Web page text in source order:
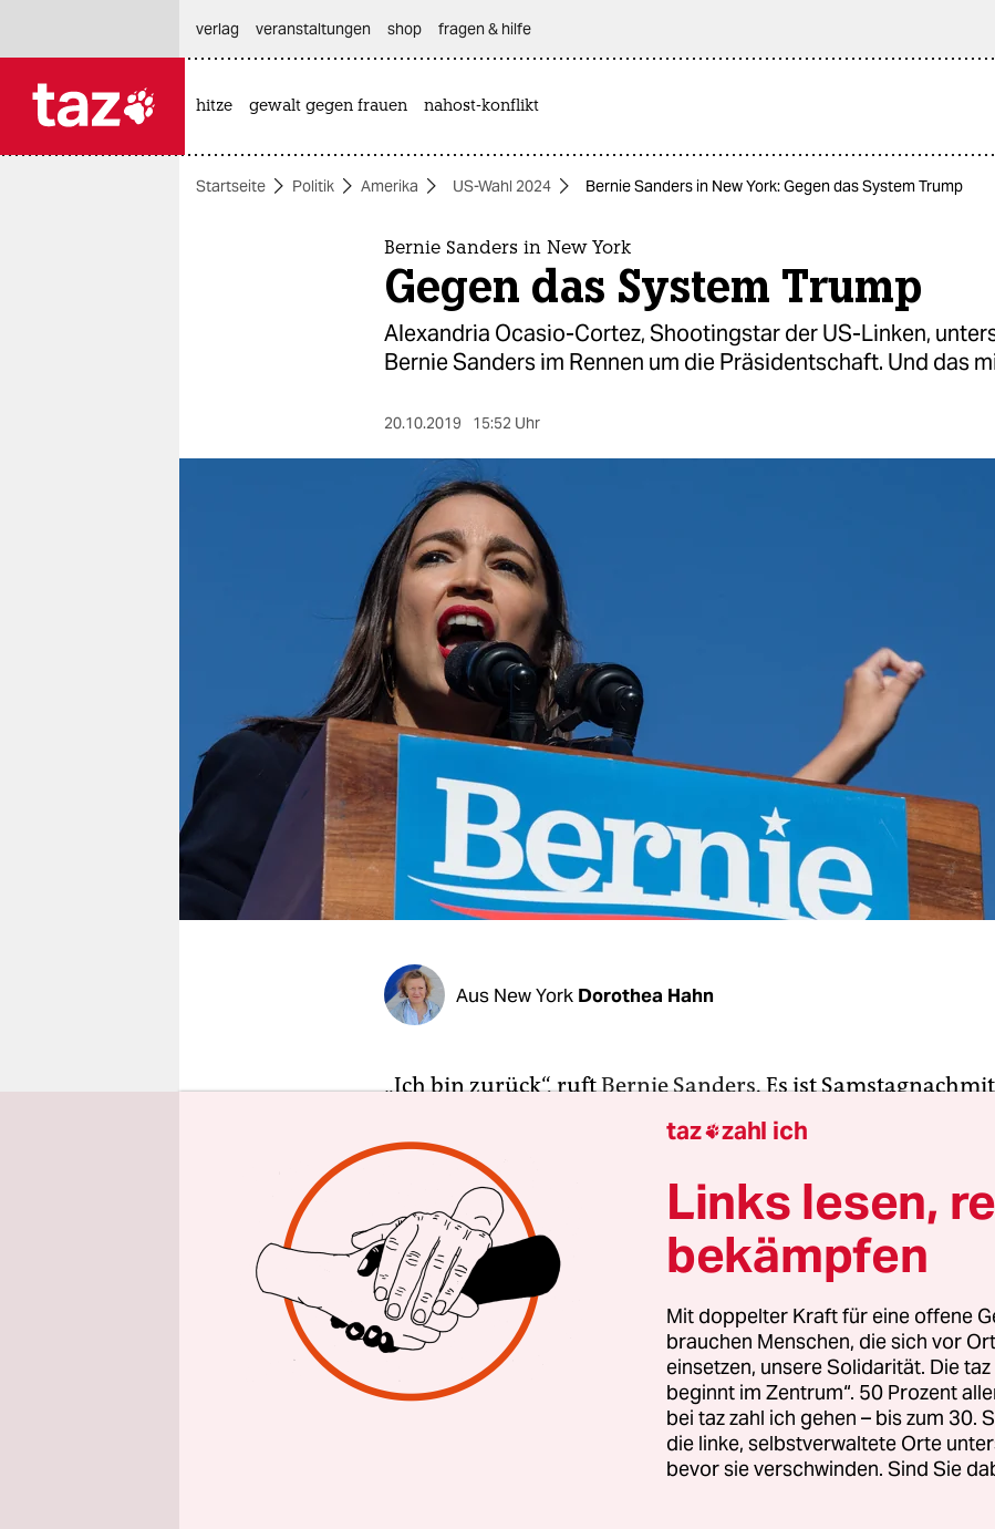
themen
veranstaltungen
shop
fragen & hilfe
unterstützen
verlag
veranstaltungen shop fragen & hilfe
hitze gewalt gegen frauen nahost-konflikt
Startseite Politik Amerika US-Wahl 2024 Bernie Sanders in New York: Gegen das System Trump
Bernie Sanders in New York
Gegen das System Trump
Alexandria Ocasio-Cortez, Shootingstar der US-Linken,
Bernie Sanders im Rennen um die Präsidentschaft. Und das
20.10.2019 15:52 Uhr
Aus New York Dorothea Hahn
„Ich bin zurück“, ruftBernie Sanders. Es ist
York. Sanders steht unter strahlend blauem Himmel auf
Podium im Queensbridge Park am Rand des East River.
Ocasio-Cortez, ein Shootingstar der US-amerikanischen
andere prominente linke Frauen, erklären ihm an diesem
Unterstützung für seine Kandidatur.
Und rund 25.000 Menschen bejubeln ihn bereits als
Präsidenten der USA. Es ist eine Menge, die
höher schlagen lässt: sozial, ethnisch und kulturell
einem Altersdurchschnitt von vielleicht 35 Jahren), gut
politisch hoch motiviert. Immer wieder gehen Fäuste zu
taz zahl ich
Links lesen,
bekämpfen
Mit doppelter Kraft für eine offene
brauchen Menschen, die sich vor
einsetzen, unsere Solidarität. Die
beginnt im Zentrum“. 50 Prozent
bei taz zahl ich gehen – bis zum 30.
die linke, selbstverwaltete Orte
bevor sie verschwinden. Sind Sie